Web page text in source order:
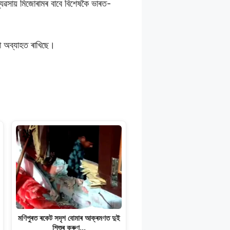
মিজোৰামৰ বাবে বিশেষকৈ ভাৰত-
ৰাখিছে।
মণিপুৰত ৰকেট সদৃশ বোমাৰ আক্ৰমণত দুই
শিশুৰ কৰুণ…